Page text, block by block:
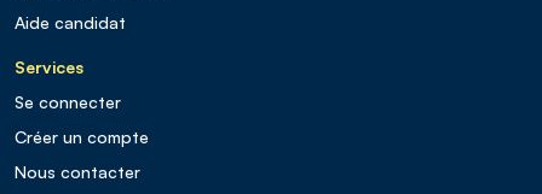
Aide candidat
Services
Se connecter
Créer un compte
Nous contacter